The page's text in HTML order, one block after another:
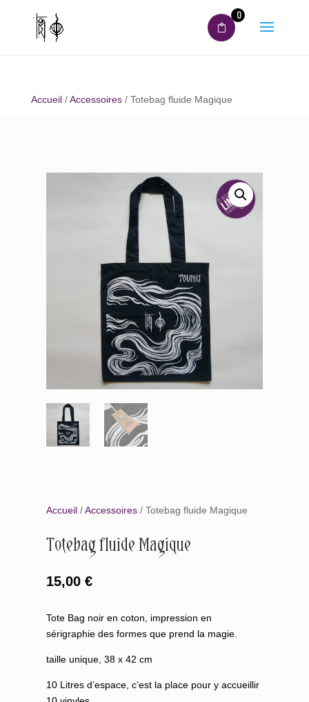
0
Accueil/Accessoires/ Totebag fluide Magique
Accueil /Accessoires / Totebag fluide Magique
Totebag fluide Magique
15,00€
Tote Bag noir en coton, impression en
sérigraphie des formes que prend la magie.
taille unique, 38 x 42 cm
10 Litres d’espace, c’est la place pour y accueillir